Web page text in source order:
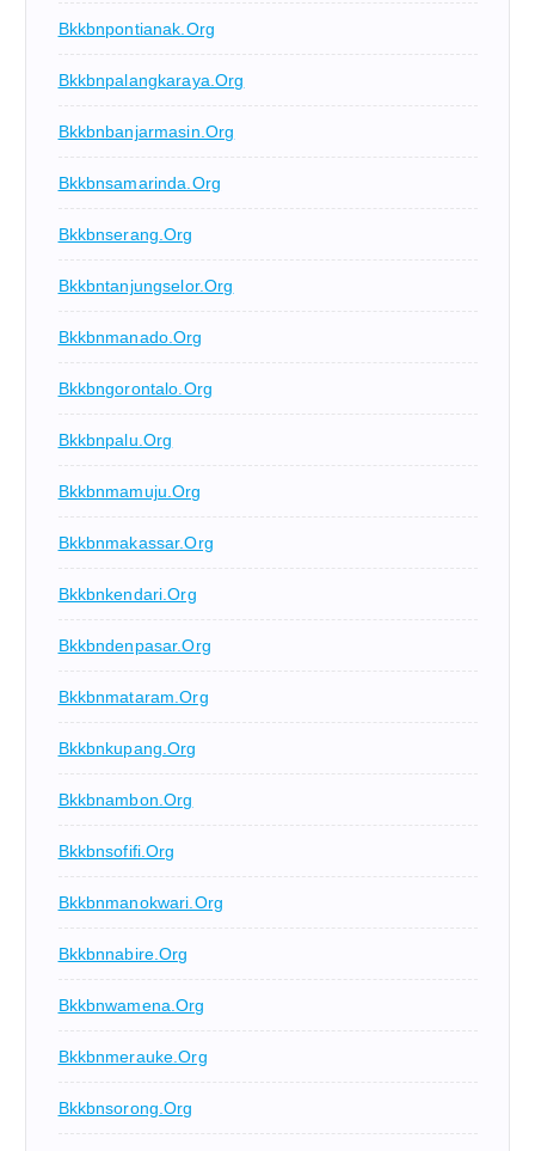
Bkkbnpontianak.org
Bkkbnpalangkaraya.org
Bkkbnbanjarmasin.org
Bkkbnsamarinda.org
Bkkbnserang.org
Bkkbntanjungselor.org
Bkkbnmanado.org
Bkkbngorontalo.org
Bkkbnpalu.org
Bkkbnmamuju.org
Bkkbnmakassar.org
Bkkbnkendari.org
Bkkbndenpasar.org
Bkkbnmataram.org
Bkkbnkupang.org
Bkkbnambon.org
Bkkbnsofifi.org
Bkkbnmanokwari.org
Bkkbnnabire.org
Bkkbnwamena.org
Bkkbnmerauke.org
Bkkbnsorong.org